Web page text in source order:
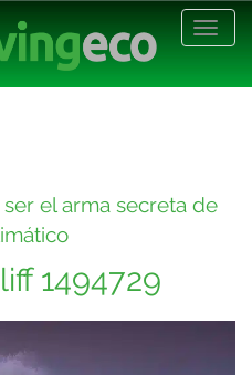
el arma secreta de
1494729